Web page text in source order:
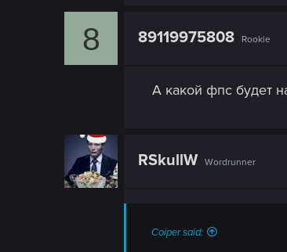
8 89119975808 Rookie
А какой фпс будет
RSkullW Wordrunner
Coiper said: